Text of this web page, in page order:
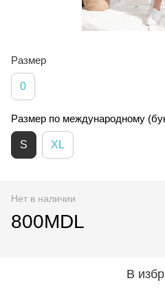
Размер
0
Размер по международному
S XL
Нет в наличии
800MDL
В